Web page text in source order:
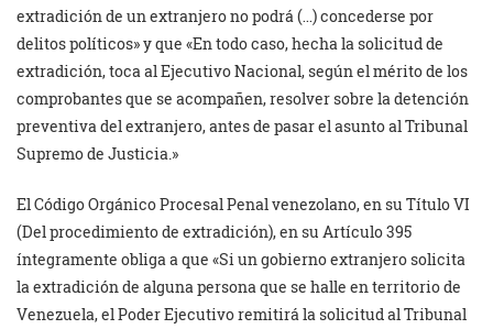
extradición de un extranjero no podrá (…) concederse por
delitos políticos» y que «En todo caso, hecha la solicitud de
extradición, toca al Ejecutivo Nacional, según el mérito de los
comprobantes que se acompañen, resolver sobre la detención
preventiva del extranjero, antes de pasar el asunto al Tribunal
Supremo de Justicia.»
El Código Orgánico Procesal Penal venezolano, en su Título VI
(Del procedimiento de extradición), en su Artículo 395
íntegramente obliga a que «Si un gobierno extranjero solicita
la extradición de alguna persona que se halle en territorio de
Venezuela, el Poder Ejecutivo remitirá la solicitud al Tribunal